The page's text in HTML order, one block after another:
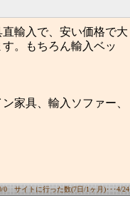
輸入で、安い価格で大
。もちろん輸入ベッ
家具、輸入ソファー、
0 サイトに行った数(7日/1ヶ月)･･･4/24